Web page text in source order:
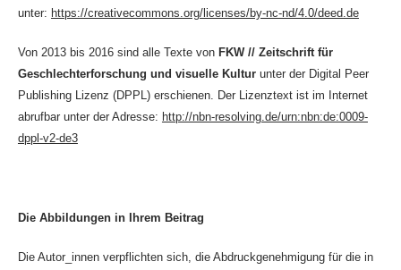
unter: https://creativecommons.org/licenses/by-nc-nd/4.0/deed.de
Von 2013 bis 2016 sind alle Texte von FKW // Zeitschrift für
Geschlechterforschung und visuelle Kulturunter der Digital Peer
Publishing Lizenz (DPPL) erschienen. Der Lizenztext ist im Internet
abrufbar unter der Adresse: http://nbn-resolving.de/urn:nbn:de:0009-
dppl-v2-de3
Die Abbildungen in Ihrem Beitrag
Die Autor_innen verpflichten sich, die Abdruckgenehmigung für die in